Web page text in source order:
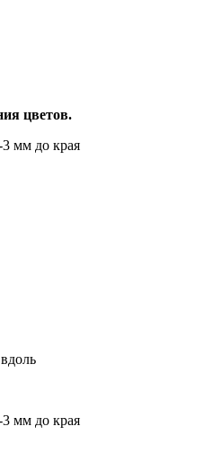
цветов.
мм до края
мм до края